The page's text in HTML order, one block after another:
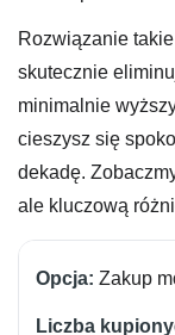
Rozwiązanie
skutecznie
minimalnie
cieszysz się
dekadę.
ale kluczową
Zakup